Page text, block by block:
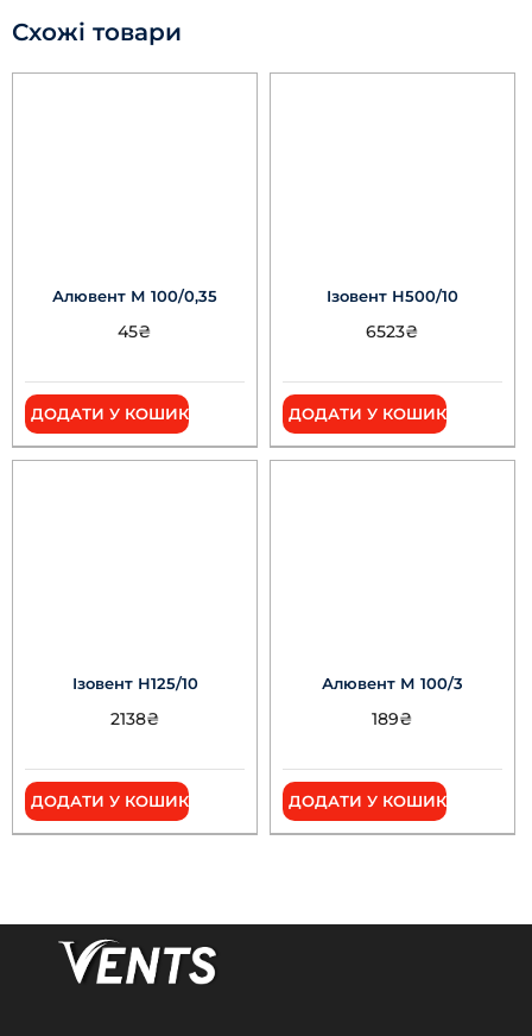
Схожі товари
Алювент М 100/0,35
45₴
ДОДАТИ У КОШИК
Ізовент Н500/10
6523₴
ДОДАТИ У КОШИК
Ізовент Н125/10
2138₴
ДОДАТИ У КОШИК
Алювент М 100/3
189₴
ДОДАТИ У КОШИК